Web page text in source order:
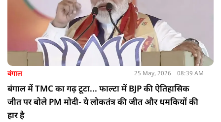
बंगाल 25 May, 2026 08:39 AM
बंगाल में TMC का गढ़ टूटा... फाल्टा में BJP की ऐतिहासिक
जीत पर बोले PM मोदी- ये लोकतंत्र की जीत और धमकियों की
हार है